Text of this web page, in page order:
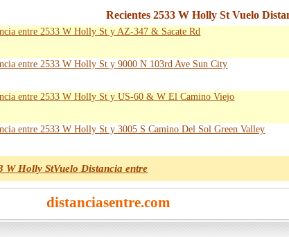
Recientes 2533 W Holly St Vuelo
entre 2533 W Holly St y AZ-347 & Sacate Rd
entre 2533 W Holly St y 9000 N 103rd Ave Sun City
entre 2533 W Holly St y US-60 & W El Camino Viejo
entre 2533 W Holly St y 3005 S Camino Del Sol Green Valley
W Holly StVuelo Distancia entre
distanciasentre.com